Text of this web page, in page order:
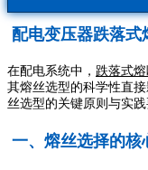
配电变压器跌落
在配电系统中， 跌落式
其熔丝选型的科学性直
丝选型的关键原则与实践
一、熔丝选择的核